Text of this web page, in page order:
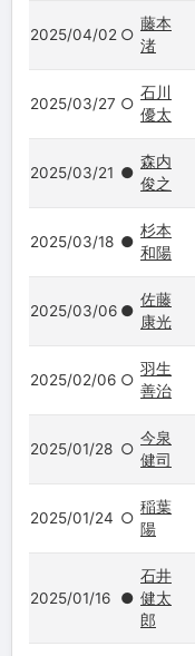
2025/04/02 ○
藤本
渚
2025/03/27 ○
石川
優太
2025/03/21 ●
森内
俊之
2025/03/18 ●
杉本
和陽
2025/03/06 ●
佐藤
康光
2025/02/06 ○
羽生
善治
2025/01/28 ○
今泉
健司
2025/01/24 ○
稲葉
陽
2025/01/16 ●
石井
健太
郎